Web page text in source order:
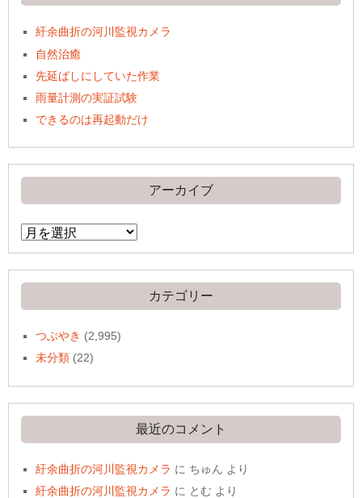
紆余曲折の河川監視カメラ
自然治癒
先延ばしにしていた作業
雨量計測の実証試験
できるのは再起動だけ
アーカイブ
ア
ー
イ
ブ
カテゴリー
つぶやき (2,995)
未分類 (22)
最近のコメント
紆余曲折の河川監視カメラ に ちゅん より
紆余曲折の河川監視カメラ に とむ より